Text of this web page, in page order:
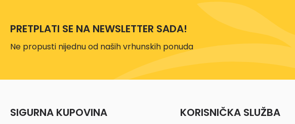
PRETPLATI SE NA NEWSLETTER SADA!
Ne propusti nijednu od naših vrhunskih ponuda
SIGURNA KUPOVINA KORISNIČKA SLUŽBA